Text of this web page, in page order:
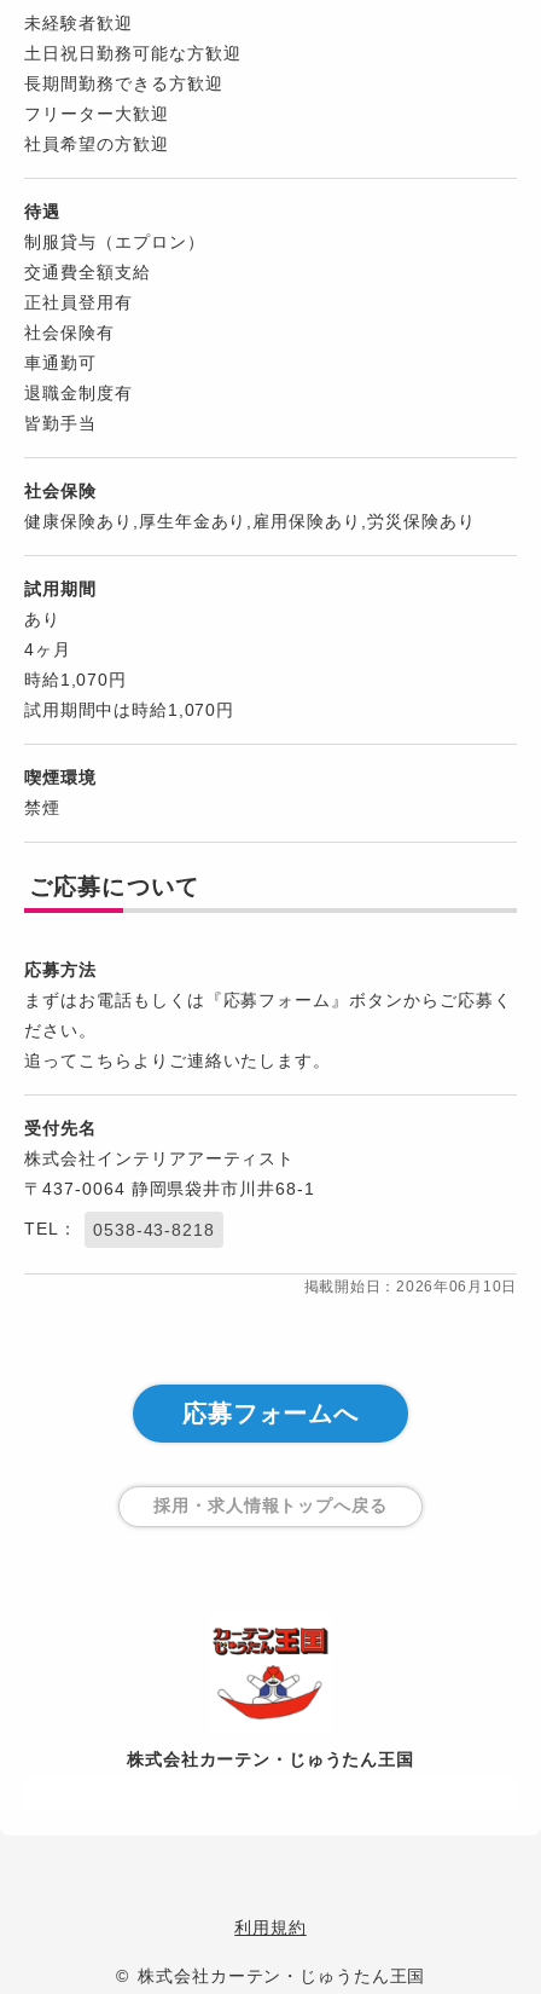
未経験者歓迎
土日祝日勤務可能な方歓迎
長期間勤務できる方歓迎
フリーター大歓迎
社員希望の方歓迎
待遇
制服貸与（エプロン）
交通費全額支給
正社員登用有
社会保険有
車通勤可
退職金制度有
皆勤手当
社会保険
健康保険あり,厚生年金あり,雇用保険あり,労災保険あり
試用期間
あり
4ヶ月
時給1,070円
試用期間中は時給1,070円
喫煙環境
禁煙
ご応募について
応募方法
まずはお電話もしくは『応募フォーム』ボタンからご応募く
ださい。
追ってこちらよりご連絡いたします。
受付先名
株式会社インテリアアーティスト
〒437-0064 静岡県袋井市川井68-1
TEL： 0538-43-8218
掲載開始日：2026年06月10日
応募フォームへ
採用・求人情報トップへ戻る
株式会社カーテン・じゅうたん王国
利用規約
© 株式会社カーテン・じゅうたん王国